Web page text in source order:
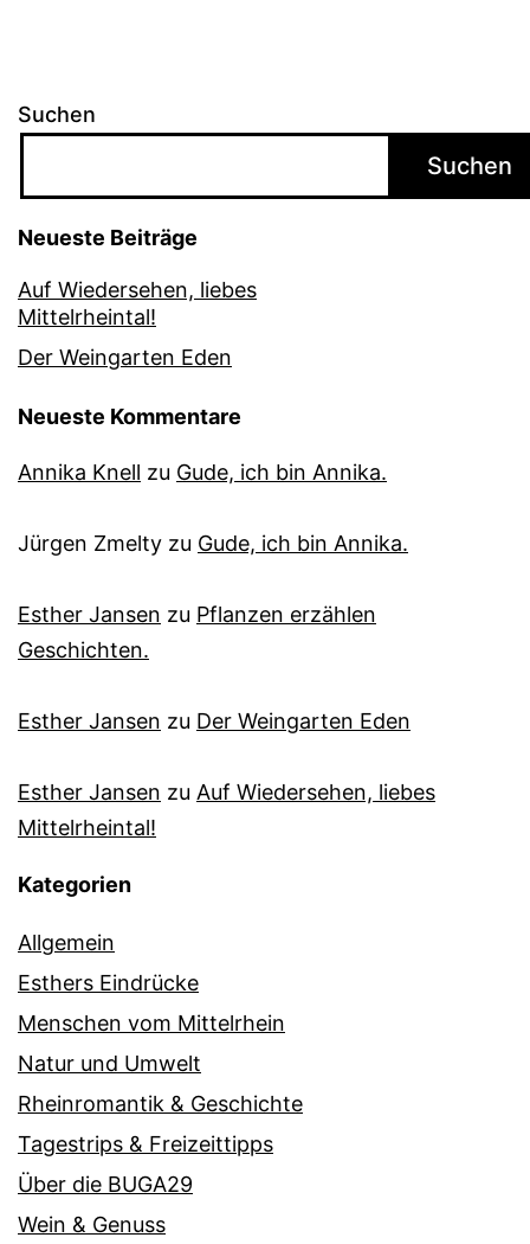
Suchen
Suchen
Neueste Beiträge
Auf Wiedersehen, liebes
Mittelrheintal!
Der Weingarten Eden
Neueste Kommentare
Annika Knell zu Gude, ich bin Annika.
Jürgen Zmelty zu Gude, ich bin Annika.
Esther Jansen zu Pflanzen erzählen
Geschichten.
Esther Jansen zu Der Weingarten Eden
Esther Jansen zu Auf Wiedersehen, liebes
Mittelrheintal!
Kategorien
Allgemein
Esthers Eindrücke
Menschen vom Mittelrhein
Natur und Umwelt
Rheinromantik & Geschichte
Tagestrips & Freizeittipps
Über die BUGA29
Wein & Genuss